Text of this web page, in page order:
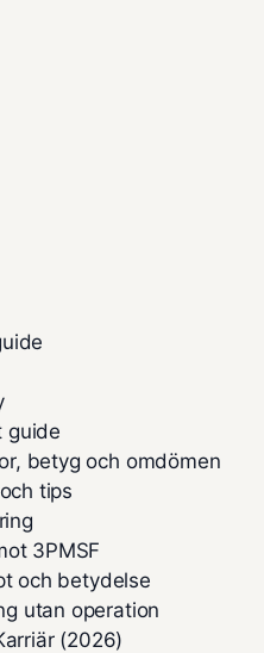
guide
betyg och omdömen
tips
3PMSF
och betydelse
utan operation
(2026)